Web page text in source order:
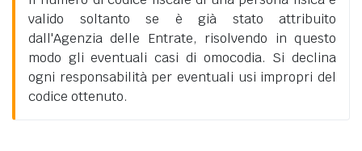
valido soltanto se è già stato attribuito
dall'Agenzia delle Entrate, risolvendo in questo
modo gli eventuali casi di omocodia. Si declina
ogni responsabilità per eventuali usi impropri del
codice ottenuto.